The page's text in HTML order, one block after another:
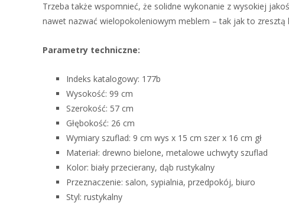
Trzeba także wspomnieć, że solidne wykonanie z wysokiej
nawet nazwać wielopokoleniowym meblem – tak jak to zresztą
Parametry techniczne:
Indeks katalogowy: 177b
Wysokość: 99 cm
Szerokość: 57 cm
Głębokość: 26 cm
Wymiary szuflad: 9 cm wys x 15 cm szer x 16 cm gł
Materiał: drewno bielone, metalowe uchwyty szuflad
Kolor: biały przecierany, dąb rustykalny
Przeznaczenie: salon, sypialnia, przedpokój, biuro
Styl: rustykalny